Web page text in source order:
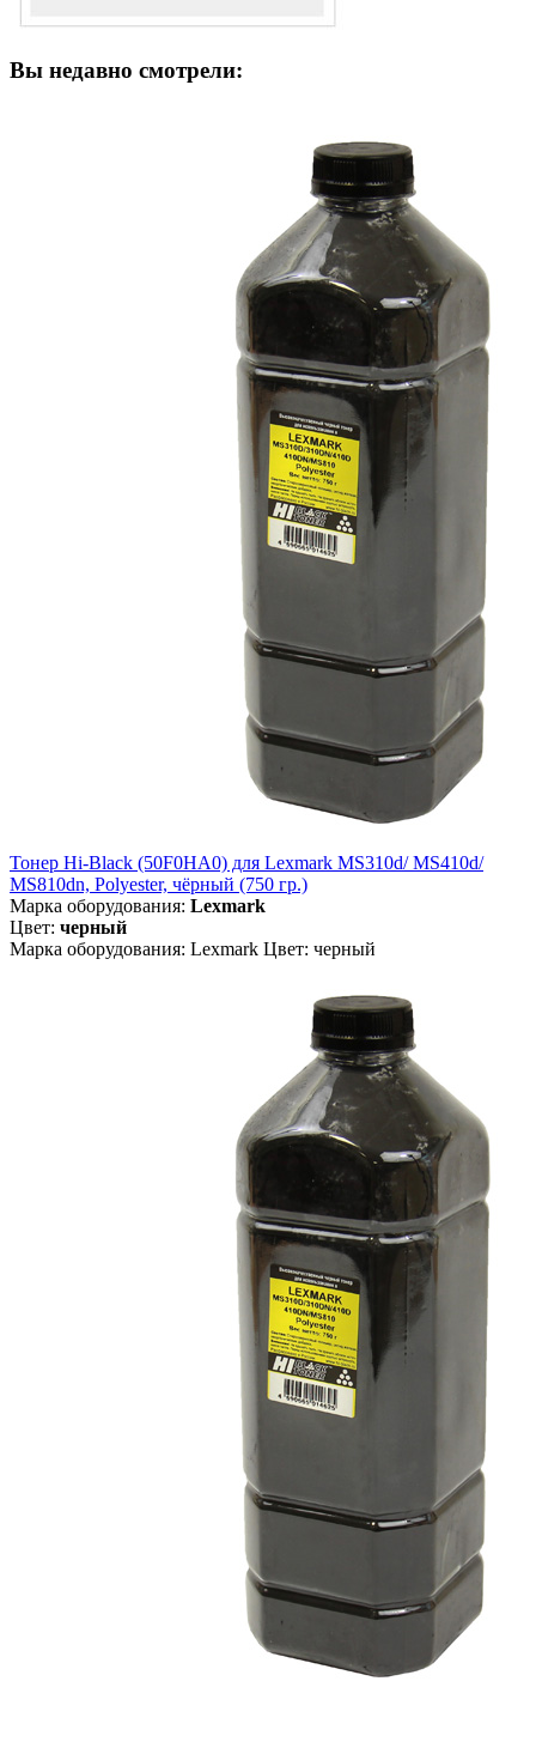
Вы недавно смотрели:
Тонер Hi-Black (50F0HA0) для Lexmark MS310d/ MS410d/
MS810dn, Polyester, чёрный (750 гр.)
Марка оборудования: Lexmark
Цвет: черный
Марка оборудования: Lexmark Цвет: черный